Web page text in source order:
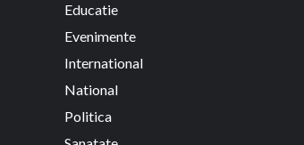
Educatie
Evenimente
International
National
Politica